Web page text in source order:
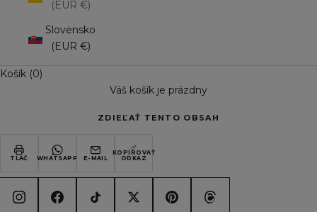
(EUR €)
Slovensko
(EUR €)
Košík (0)
Váš košík je prázdny
ZDIEĽAŤ TENTO OBSAH
TLAČ WHATSAPP E-MAIL
KOPÍROVAŤ
ODKAZ